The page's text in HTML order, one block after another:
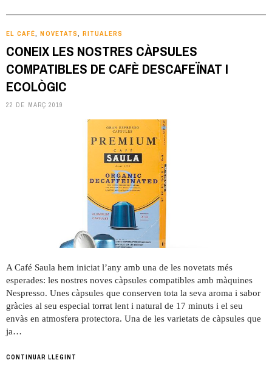
EL CAFÉ NOVETATS RITUALERS
CONEIX LES NOSTRES CÀPSULES
COMPATIBLES DE CAFÈ DESCAFEÏNAT I
ECOLÒGIC
22 DE MARÇ 2019
A Café Saula hem iniciat l’any amb una de les novetats més
esperades: les nostres noves càpsules compatibles amb màquines
Nespresso. Unes càpsules que conserven tota la seva aroma i sabor
gràcies al seu especial torrat lent i natural de 17 minuts i el seu
envàs en atmosfera protectora. Una de les varietats de càpsules que
ja…
CONTINUAR LLEGINT